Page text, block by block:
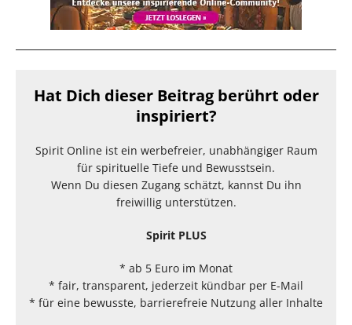
Hat Dich dieser Beitrag berührt oder
inspiriert?
Spirit Online ist ein werbefreier, unabhängiger Raum
für spirituelle Tiefe und Bewusstsein.
Wenn Du diesen Zugang schätzt, kannst Du ihn
freiwillig unterstützen.
Spirit PLUS
* ab 5 Euro im Monat
* fair, transparent, jederzeit kündbar per E-Mail
* für eine bewusste, barrierefreie Nutzung aller Inhalte